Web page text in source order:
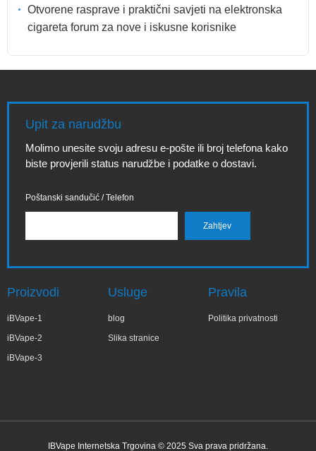
Otvorene rasprave i praktični savjeti na elektronska
cigareta forum za nove i iskusne korisnike
Upit za narudžbu
Molimo unesite svoju adresu e-pošte ili broj telefona kako
biste provjerili status narudžbe i podatke o dostavi.
Poštanski sandučić / Telefon
Proizvodi
iBVape-1
iBVape-2
iBVape-3
Usluge
blog
Slika stranice
Pravila
Politika privatnosti
IBVape Internetska Trgovina © 2025 Sva prava pridržana.